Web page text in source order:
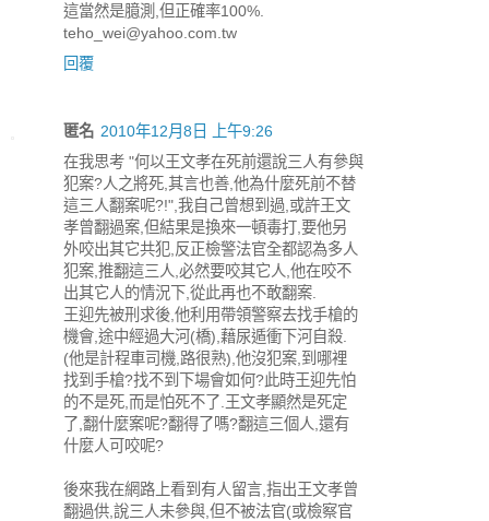
這當然是臆測,但正確率100%.
teho_wei@yahoo.com.tw
回覆
匿名 2010年12月8日 上午9:26
在我思考 "何以王文孝在死前還說三人有參與
犯案?人之將死,其言也善,他為什麼死前不替
這三人翻案呢?!",我自己曾想到過,或許王文
孝曾翻過案,但結果是換來一頓毒打,要他另
外咬出其它共犯,反正檢警法官全都認為多人
犯案,推翻這三人,必然要咬其它人,他在咬不
出其它人的情況下,從此再也不敢翻案.
王迎先被刑求後,他利用帶領警察去找手槍的
機會,途中經過大河(橋),藉尿遁衝下河自殺.
(他是計程車司機,路很熟),他沒犯案,到哪裡
找到手槍?找不到下場會如何?此時王迎先怕
的不是死,而是怕死不了.王文孝顯然是死定
了,翻什麼案呢?翻得了嗎?翻這三個人,還有
什麼人可咬呢?
後來我在網路上看到有人留言,指出王文孝曾
翻過供,說三人未參與,但不被法官(或檢察官